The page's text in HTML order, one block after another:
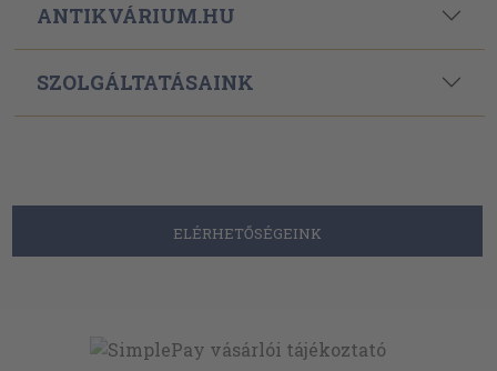
ANTIKVÁRIUM.HU
SZOLGÁLTATÁSAINK
ELÉRHETŐSÉGEINK